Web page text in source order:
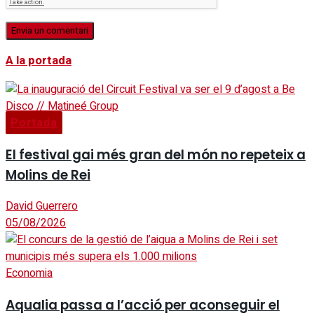
A la portada
Portada
El festival gai més gran del món no repeteix a
Molins de Rei
David Guerrero
05/08/2026
Economia
Aqualia passa a l’acció per aconseguir el